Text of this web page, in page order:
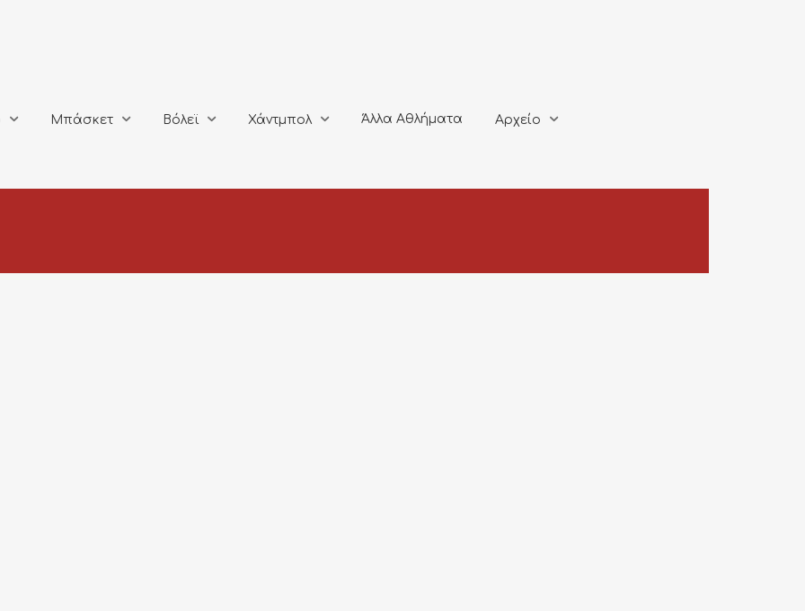
Μπάσκετ Βόλεϊ Χάντμπολ Άλλα Αθλήματα Αρχείο